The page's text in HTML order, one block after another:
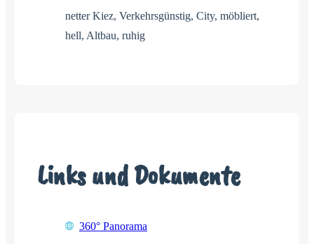
netter Kiez, Verkehrsgünstig, City, möbliert,
hell, Altbau, ruhig
Links und Dokumente
360° Panorama